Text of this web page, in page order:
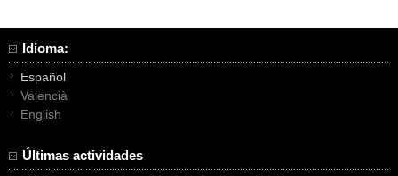
Idioma:
Español
Valencià
English
Últimas actividades